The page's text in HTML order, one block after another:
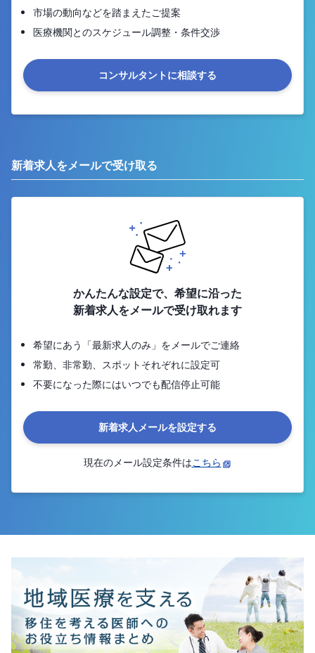
市場の動向などを踏まえたご提案
医療機関とのスケジュール調整・条件交渉
コンサルタントに相談する
新着求人をメールで受け取る
かんたんな設定で、希望に沿った
新着求人をメールで受け取れます
希望にあう「最新求人のみ」をメールでご連絡
常勤、非常勤、スポットそれぞれに設定可
不要になった際にはいつでも配信停止可能
新着求人メールを設定する
現在のメール設定条件はこちら